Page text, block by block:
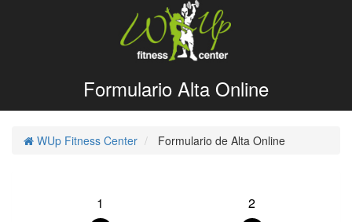
Formulario Alta Online
WUp Fitness Center Formulario de Alta Online
1 2